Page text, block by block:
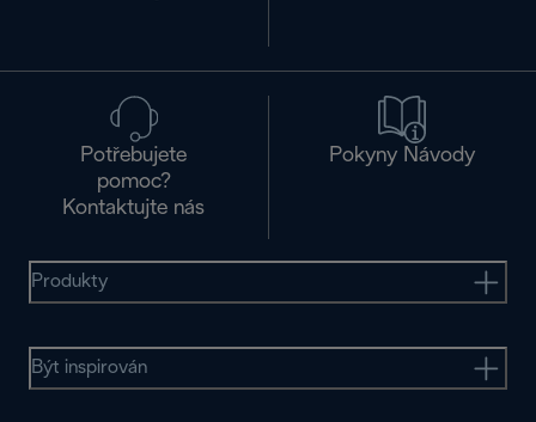
Potřebujete
pomoc?
Kontaktujte nás
Pokyny Návody
Produkty
Být inspirován